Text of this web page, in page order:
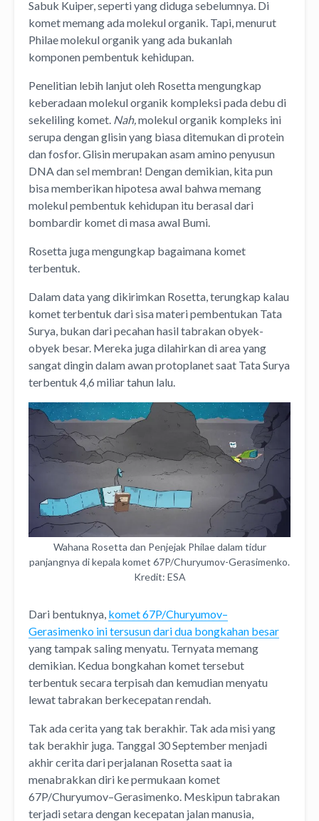
Sabuk Kuiper, seperti yang diduga sebelumnya. Di
komet memang ada molekul organik. Tapi, menurut
Philae molekul organik yang ada bukanlah
komponen pembentuk kehidupan.
Penelitian lebih lanjut oleh Rosetta mengungkap
keberadaan molekul organik kompleksi pada debu di
sekeliling komet. Nah,molekul organik kompleks ini
serupa dengan glisin yang biasa ditemukan di protein
dan fosfor. Glisin merupakan asam amino penyusun
DNA dan sel membran! Dengan demikian, kita pun
bisa memberikan hipotesa awal bahwa memang
molekul pembentuk kehidupan itu berasal dari
bombardir komet di masa awal Bumi.
Rosetta juga mengungkap bagaimana komet
terbentuk.
Dalam data yang dikirimkan Rosetta, terungkap kalau
komet terbentuk dari sisa materi pembentukan Tata
Surya, bukan dari pecahan hasil tabrakan obyek-
obyek besar. Mereka juga dilahirkan di area yang
sangat dingin dalam awan protoplanet saat Tata Surya
terbentuk 4,6 miliar tahun lalu.
Wahana Rosetta dan Penjejak Philae dalam tidur
panjangnya di kepala komet 67P/Churyumov-Gerasimenko.
Kredit: ESA
Dari bentuknya, komet 67P/Churyumov–
Gerasimenko ini tersusun dari dua bongkahan besar
yang tampak saling menyatu. Ternyata memang
demikian. Kedua bongkahan komet tersebut
terbentuk secara terpisah dan kemudian menyatu
lewat tabrakan berkecepatan rendah.
Tak ada cerita yang tak berakhir. Tak ada misi yang
tak berakhir juga. Tanggal 30 September menjadi
akhir cerita dari perjalanan Rosetta saat ia
menabrakkan diri ke permukaan komet
67P/Churyumov–Gerasimenko. Meskipun tabrakan
terjadi setara dengan kecepatan jalan manusia,